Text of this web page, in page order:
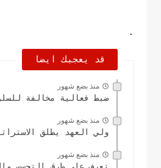
.
قد يعجبك ايضا
منذ بضع شهور
ضبط فعالية مخالفة
منذ بضع شهور
ولي العهد يطلق
منذ بضع شهور